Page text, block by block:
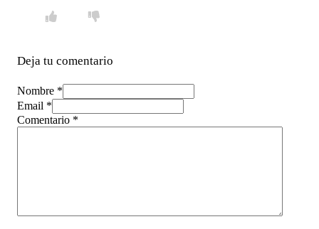
Deja tu comentario
Nombre *
Email *
Comentario *